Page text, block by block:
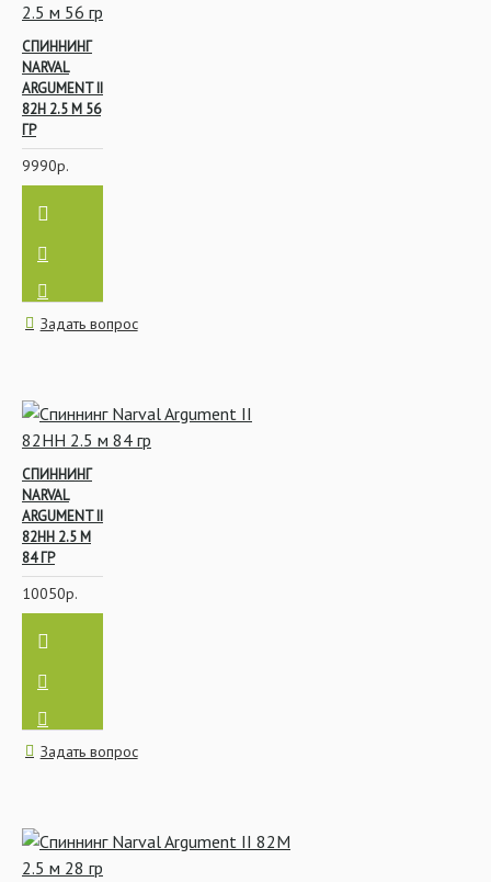
СПИННИНГ
NARVAL
ARGUMENT II
82H 2.5 М 56
ГР
9990р.
Задать вопрос
СПИННИНГ
NARVAL
ARGUMENT II
82HH 2.5 М
84 ГР
10050р.
Задать вопрос